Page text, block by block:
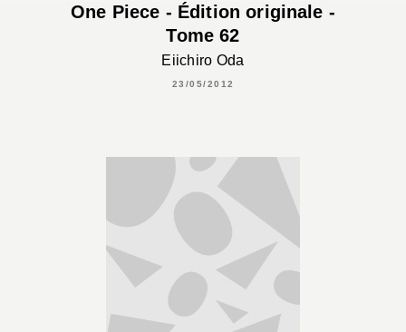
One Piece - Édition originale -
Tome 62
Eiichiro Oda
23/05/2012